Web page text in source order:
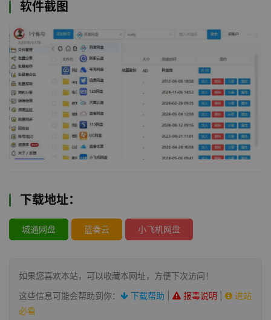
软件截图
下载地址：
城通网盘 蓝奏云 小飞机网盘
如果您喜欢本站，可以收藏本网址，方便下次访问！
这些信息可能会帮助到你：
下载帮助 报毒说明
进站
必看